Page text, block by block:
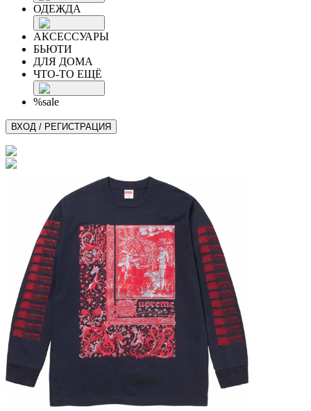
ОДЕЖДА
АКСЕССУАРЫ
БЬЮТИ
ДЛЯ ДОМА
ЧТО-ТО ЕЩЁ
%sale
ВХОД / РЕГИСТРАЦИЯ